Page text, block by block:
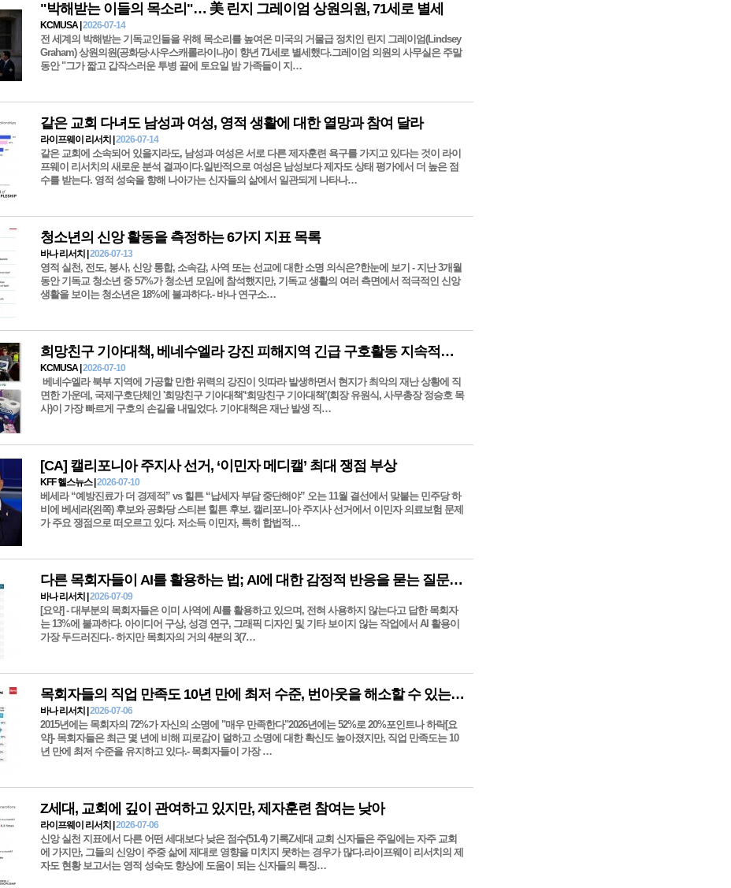
"박해받는 이들의 목소리"… 美 린지 그레이엄 상원의원, 71세로 별세
KCMUSA | 2026-07-14
전 세계의 박해받는 기독교인들을 위해 목소리를 높여온 미국의 거물급 정치인 린지 그레이엄(Lindsey
Graham) 상원의원(공화당·사우스캐롤라이나)이 향년 71세로 별세했다.그레이엄 의원의 사무실은 주말
동안 "그가 짧고 갑작스러운 투병 끝에 토요일 밤 가족들이 지…
같은 교회 다녀도 남성과 여성, 영적 생활에 대한 열망과 참여 달라
라이프웨이 리서치 | 2026-07-14
같은 교회에 소속되어 있을지라도, 남성과 여성은 서로 다른 제자훈련 욕구를 가지고 있다는 것이 라이
프웨이 리서치의 새로운 분석 결과이다.일반적으로 여성은 남성보다 제자도 상태 평가에서 더 높은 점
수를 받는다. 영적 성숙을 향해 나아가는 신자들의 삶에서 일관되게 나타나…
청소년의 신앙 활동을 측정하는 6가지 지표 목록
바나 리서치 | 2026-07-13
영적 실천, 전도, 봉사, 신앙 통합, 소속감, 사역 또는 선교에 대한 소명 의식은?한눈에 보기 - 지난 3개월
동안 기독교 청소년 중 57%가 청소년 모임에 참석했지만, 기독교 생활의 여러 측면에서 적극적인 신앙
생활을 보이는 청소년은 18%에 불과하다.- 바나 연구소…
희망친구 기아대책, 베네수엘라 강진 피해지역 긴급 구호활동 지속적으로 전개
KCMUSA | 2026-07-10
베네수엘라 북부 지역에 가공할 만한 위력의 강진이 잇따라 발생하면서 현지가 최악의 재난 상황에 직
면한 가운데, 국제구호단체인 '희망친구 기아대책'‘희망친구 기아대책’(회장 유원식, 사무총장 정승호 목
사)이 가장 빠르게 구호의 손길을 내밀었다. 기아대책은 재난 발생 직…
[CA] 캘리포니아 주지사 선거, ‘이민자 메디캘’ 최대 쟁점 부상
KFF 헬스뉴스 | 2026-07-10
베세라 “예방진료가 더 경제적” vs 힐튼 “납세자 부담 중단해야” 오는 11월 결선에서 맞붙는 민주당 하
비에 베세라(왼쪽) 후보와 공화당 스티븐 힐튼 후보. 캘리포니아 주지사 선거에서 이민자 의료보험 문제
가 주요 쟁점으로 떠오르고 있다. 저소득 이민자, 특히 합법적…
다른 목회자들이 AI를 활용하는 법; AI에 대한 감정적 반응을 묻는 질문에 대한 목회자의 대답은?
바나 리서치 | 2026-07-09
[요약] - 대부분의 목회자들은 이미 사역에 AI를 활용하고 있으며, 전혀 사용하지 않는다고 답한 목회자
는 13%에 불과하다. 아이디어 구상, 성경 연구, 그래픽 디자인 및 기타 보이지 않는 작업에서 AI 활용이
가장 두드러진다.- 하지만 목회자의 거의 4분의 3(7…
목회자들의 직업 만족도 10년 만에 최저 수준, 번아웃을 해소할 수 있는 방법은?
바나 리서치 | 2026-07-06
2015년에는 목회자의 72%가 자신의 소명에 "매우 만족한다"2026년에는 52%로 20%포인트나 하락[요
약]- 목회자들은 최근 몇 년에 비해 피로감이 덜하고 소명에 대한 확신도 높아졌지만, 직업 만족도는 10
년 만에 최저 수준을 유지하고 있다.- 목회자들이 가장 …
Z세대, 교회에 깊이 관여하고 있지만, 제자훈련 참여는 낮아
라이프웨이 리서치 | 2026-07-06
신앙 실천 지표에서 다른 어떤 세대보다 낮은 점수(51.4) 기록Z세대 교회 신자들은 주일에는 자주 교회
에 가지만, 그들의 신앙이 주중 삶에 제대로 영향을 미치지 못하는 경우가 많다.라이프웨이 리서치의 제
자도 현황 보고서는 영적 성숙도 향상에 도움이 되는 신자들의 특징…